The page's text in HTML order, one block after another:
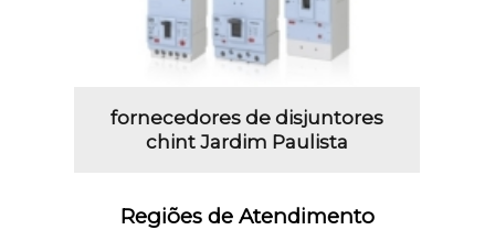
fornecedores de disjuntores
chint Jardim Paulista
Regiões de Atendimento